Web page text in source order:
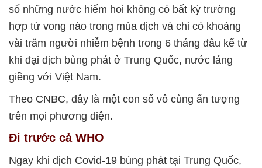
số những nước hiếm hoi không có bất kỳ trường
hợp tử vong nào trong mùa dịch và chỉ có khoảng
vài trăm người nhiễm bệnh trong 6 tháng đâu kể từ
khi đại dịch bùng phát ở Trung Quốc, nước láng
giềng với Việt Nam.
Theo CNBC, đây là một con số vô cùng ấn tượng
trên mọi phương diện.
Đi trước cả WHO
Ngay khi dịch Covid-19 bùng phát tại Trung Quốc,